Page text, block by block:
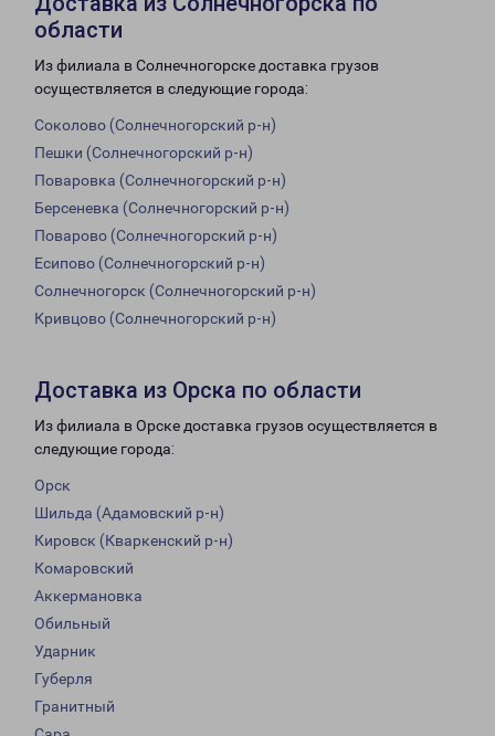
области
Из филиала в Солнечногорске доставка грузов
осуществляется в следующие города:
Соколово (Солнечногорский р-н)
Пешки (Солнечногорский р-н)
Поваровка (Солнечногорский р-н)
Берсеневка (Солнечногорский р-н)
Поварово (Солнечногорский р-н)
Есипово (Солнечногорский р-н)
Солнечногорск (Солнечногорский р-н)
Кривцово (Солнечногорский р-н)
Доставка из Орска по области
Из филиала в Орске доставка грузов осуществляется в
следующие города:
Орск
Шильда (Адамовский р-н)
Кировск (Кваркенский р-н)
Комаровский
Аккермановка
Обильный
Ударник
Губерля
Гранитный